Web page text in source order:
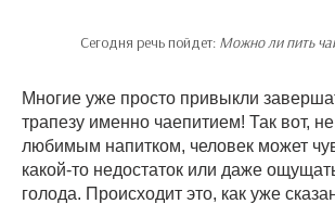
Сегодня речь пойдет: Можно ли пить
Многие уже просто привыкли
трапезу именно чаепитием! Так вот,
любимым напитком, человек может
какой-то недостаток или даже
голода. Происходит это, как уже